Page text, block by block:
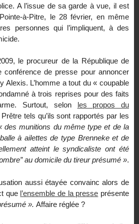
A l’issue de sa garde à vue, il est
à-Pitre, le 28 février, en même
personnes qui l’impliquent, à des
le procureur de la République de
conférence de presse pour annoncer
Alexis. L’homme a tout du « coupable
à trois reprises pour des faits
Surtout, selon les propos du
tels qu’ils sont rapportés par les
des munitions du même type et de la
à ailettes de type Brenneke et de
atteint le syndicaliste ont été
au domicile du tireur présumé ».
aussi étayée convainc alors de
que l’ensemble de la presse présente
». Affaire réglée ?